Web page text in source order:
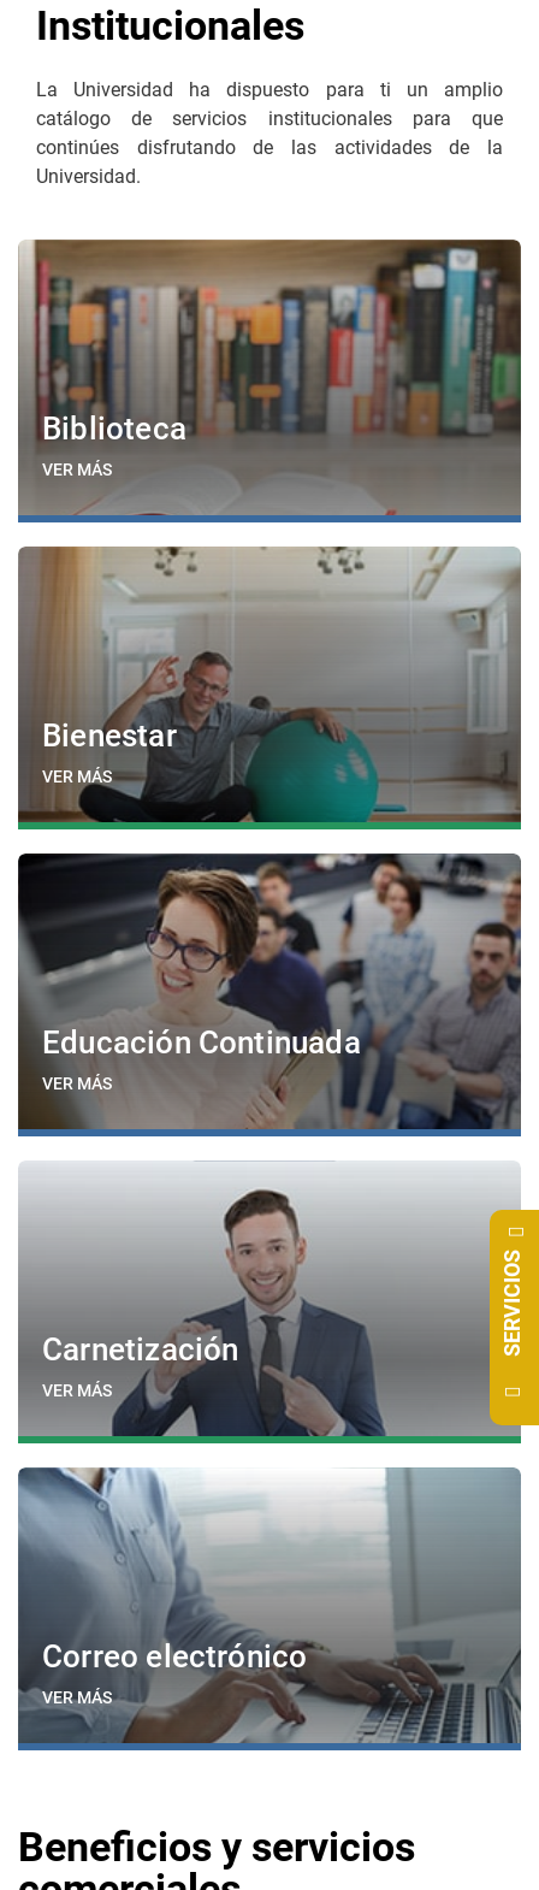
Institucionales
La Universidad ha dispuesto para ti un amplio
catálogo de servicios institucionales para que
continúes disfrutando de las actividades de la
Universidad.
Biblioteca
VER MÁS
Bienestar
VER MÁS
Educación Continuada
VER MÁS
Carnetización
VER MÁS
Correo electrónico
VER MÁS
Beneficios y servicios
SERVICIOS